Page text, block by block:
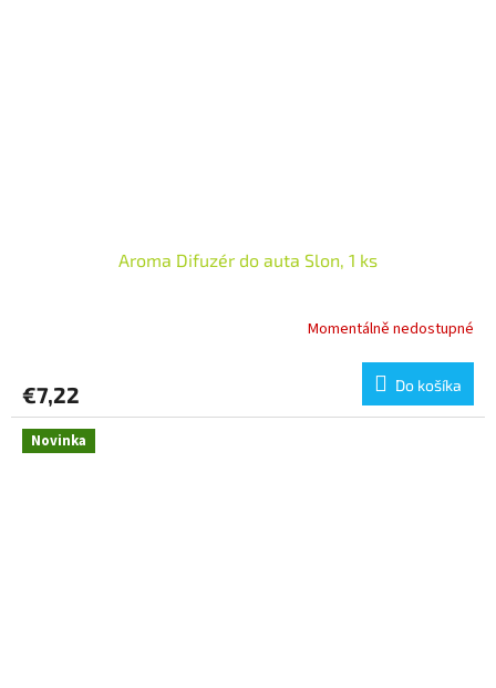
Aroma Difuzér do auta Slon, 1 ks
Momentálně nedostupné
€7,22 Do košíka
Novinka